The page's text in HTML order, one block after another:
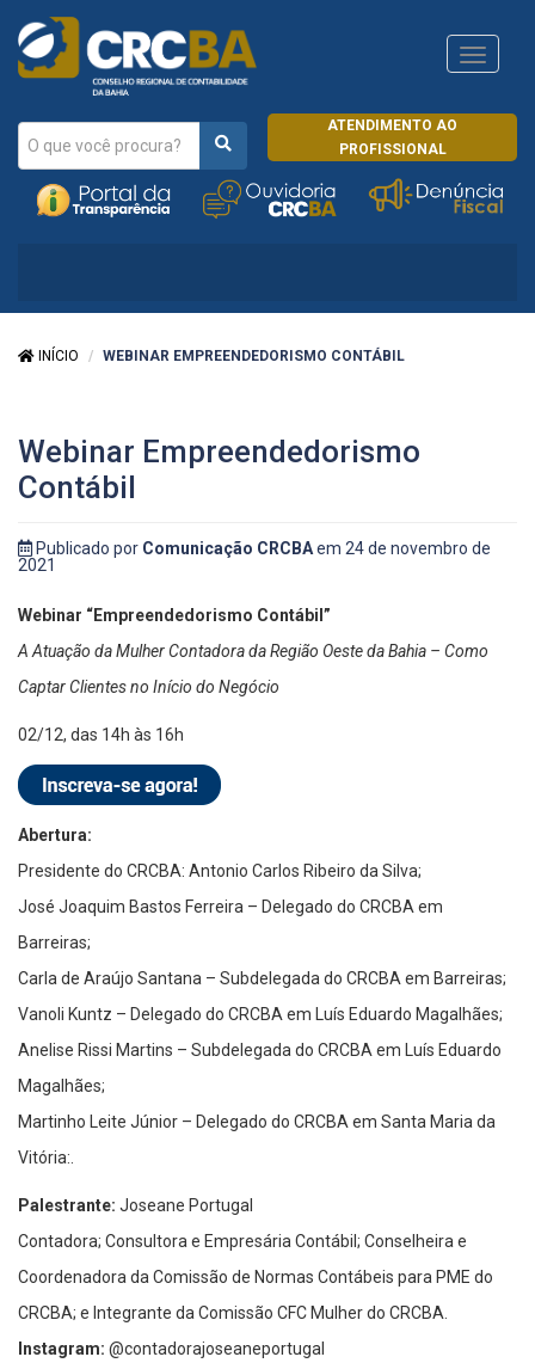
ATENDIMENTO AO
PROFISSIONAL
CRCRJ
INÍCIO WEBINAR EMPREENDEDORISMO CONTÁBIL
Webinar Empreendedorismo
Contábil
Publicado por Comunicação CRCBAem 24 de novembro de
2021
Webinar “Empreendedorismo Contábil”
A Atuação da Mulher Contadora da Região Oeste da Bahia – Como
Captar Clientes no Início do Negócio
02/12, das 14h às 16h
Abertura:
Presidente do CRCBA: Antonio Carlos Ribeiro da Silva;
José Joaquim Bastos Ferreira – Delegado do CRCBA em
Barreiras;
Carla de Araújo Santana – Subdelegada do CRCBA em Barreiras;
Vanoli Kuntz – Delegado do CRCBA em Luís Eduardo Magalhães;
Anelise Rissi Martins – Subdelegada do CRCBA em Luís Eduardo
Magalhães;
Martinho Leite Júnior – Delegado do CRCBA em Santa Maria da
Vitória:.
Palestrante: Joseane Portugal
Contadora; Consultora e Empresária Contábil; Conselheira e
Coordenadora da Comissão de Normas Contábeis para PME do
CRCBA; e Integrante da Comissão CFC Mulher do CRCBA.
Instagram: @contadorajoseaneportugal